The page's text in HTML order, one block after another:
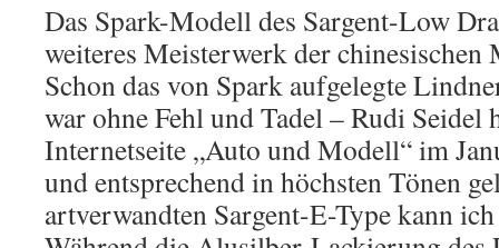
Das Spark-Modell des Sargent-Low
weiteres Meisterwerk der
Schon das von Spark aufgelegte
war ohne Fehl und Tadel – Rudi Seidel
Internetseite „Auto und Modell“ im
und entsprechend in höchsten Tönen
artverwandten Sargent-E-Type kann